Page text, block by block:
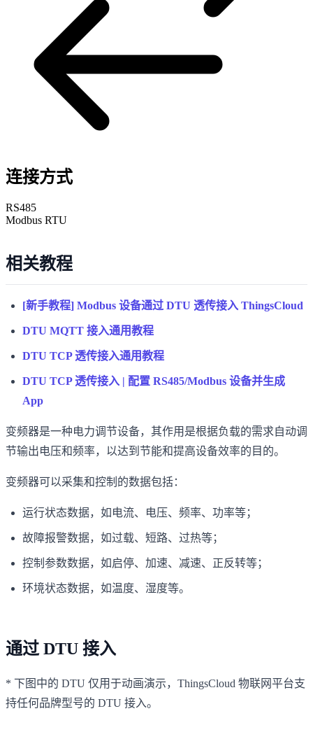
连接方式
RS485
Modbus RTU
相关教程
[新手教程] Modbus 设备通过 DTU 透传接入 ThingsCloud
DTU MQTT 接入通用教程
DTU TCP 透传接入通用教程
DTU TCP 透传接入 | 配置 RS485/Modbus 设备并生成
App
变频器是一种电力调节设备，其作用是根据负载的需求自动调
节输出电压和频率，以达到节能和提高设备效率的目的。
变频器可以采集和控制的数据包括：
运行状态数据，如电流、电压、频率、功率等；
故障报警数据，如过载、短路、过热等；
控制参数数据，如启停、加速、减速、正反转等；
环境状态数据，如温度、湿度等。
通过 DTU 接入
* 下图中的 DTU 仅用于动画演示，ThingsCloud 物联网平台支
持任何品牌型号的 DTU 接入。